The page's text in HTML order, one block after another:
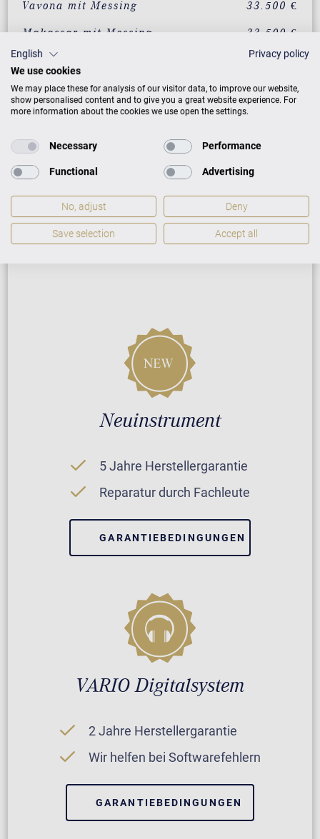
Vavona mit Messing 33.500 €
Makassar mit Messing 33.500 €
Santos Palisander mit
Messing
33.500 €
Pyramidenmahagoni mit
Messing
33.500 €
RESIDENCE R 4 CLASSIC
PREISLISTE HERUNTERLADEN
Neuinstrument
5 Jahre Herstellergarantie
Reparatur durch Fachleute
GARANTIEBEDINGUNGEN
VARIO Digitalsystem
2 Jahre Herstellergarantie
Wir helfen bei Softwarefehlern
GARANTIEBEDINGUNGEN
English
Privacy policy
We use cookies
We may place these for analysis of our visitor data, to improve our website,
show personalised content and to give you a great website experience. For
more information about the cookies we use open the settings.
Necessary Performance
Functional Advertising
No, adjust Deny
Save selection Accept all